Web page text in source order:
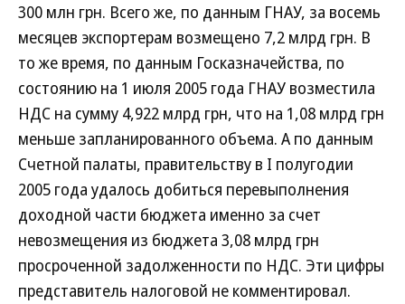
300 млн грн. Всего же, по данным ГНАУ, за восемь
месяцев экспортерам возмещено 7,2 млрд грн. В
то же время, по данным Госказначейства, по
состоянию на 1 июля 2005 года ГНАУ возместила
НДС на сумму 4,922 млрд грн, что на 1,08 млрд грн
меньше запланированного объема. А по данным
Счетной палаты, правительству в I полугодии
2005 года удалось добиться перевыполнения
доходной части бюджета именно за счет
невозмещения из бюджета 3,08 млрд грн
просроченной задолженности по НДС. Эти цифры
представитель налоговой не комментировал.